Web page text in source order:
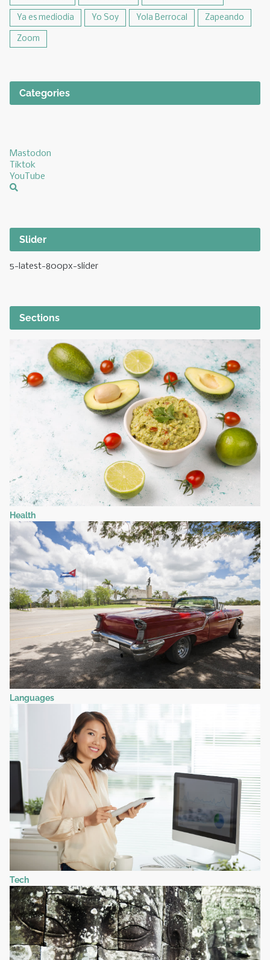
Ya es mediodia Yo Soy Yola Berrocal Zapeando
Zoom
Categories
Mastodon
Tiktok
YouTube
Slider
5-latest-800px-slider
Sections
Health
Languages
Tech